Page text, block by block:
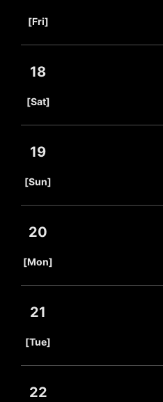
[Fri]
18
[Sat]
19
[Sun]
20
[Mon]
21
[Tue]
22